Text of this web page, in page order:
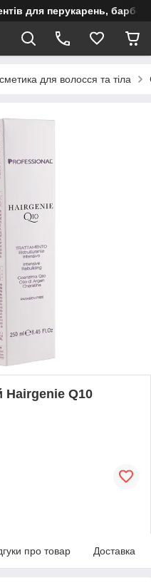
для перукарень,
для волосся та тіла
Q10
про товар Доставка